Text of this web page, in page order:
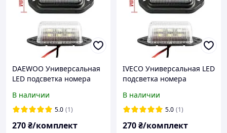
DAEWOO Универсальная
LED подсветка номера
светодиодная фонарь
номерного знаку диодная
В наличии
5.0 (1)
270₴/комплект
IVECO Универсальная LED
подсветка номера
светодиодная фонарь
номерного знаку диодная
В наличии
5.0 (1)
270₴/комплект